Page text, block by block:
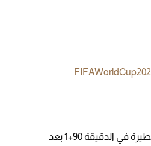
وفي الدقائق الأخيرة، واصل أرناوتوفيتش الضغط على الدفاع الأردني، حيث أهدر فرصة خطيرة في الدقيقة 90+1 بعد